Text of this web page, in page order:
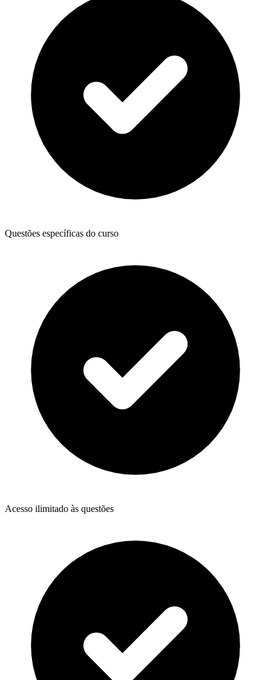
Questões específicas do curso
Acesso ilimitado às questões